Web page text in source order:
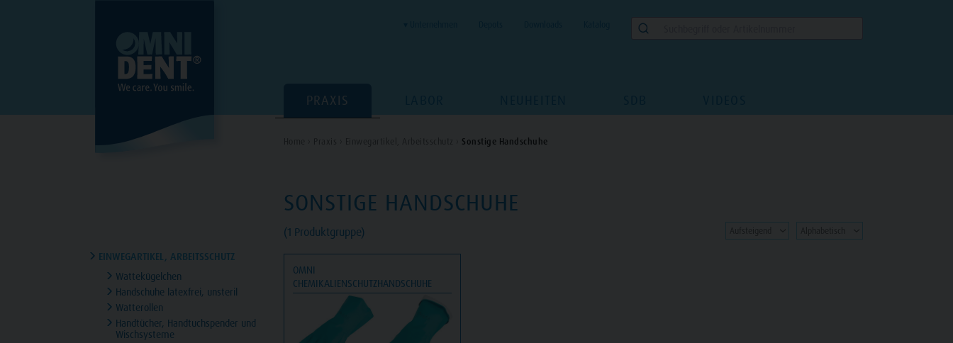
PRAXIS
Sonstige Handschuhe
SONSTIGE HANDSCHUHE
(1 Produktgruppe)
OMNI
CHEMIKALIENSCHUTZHANDSCHUHE
EINWEGARTIKEL, ARBEITSSCHUTZ
Wattekügelchen
Handschuhe latexfrei, unsteril
Watterollen
Handtücher, Handtuchspender und
Wischsysteme